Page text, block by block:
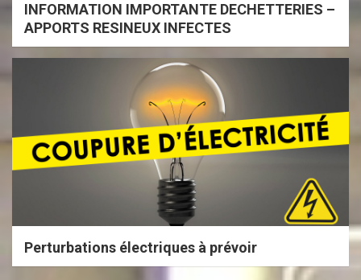
INFORMATION IMPORTANTE DECHETTERIES –
APPORTS RESINEUX INFECTES
Perturbations électriques à prévoir